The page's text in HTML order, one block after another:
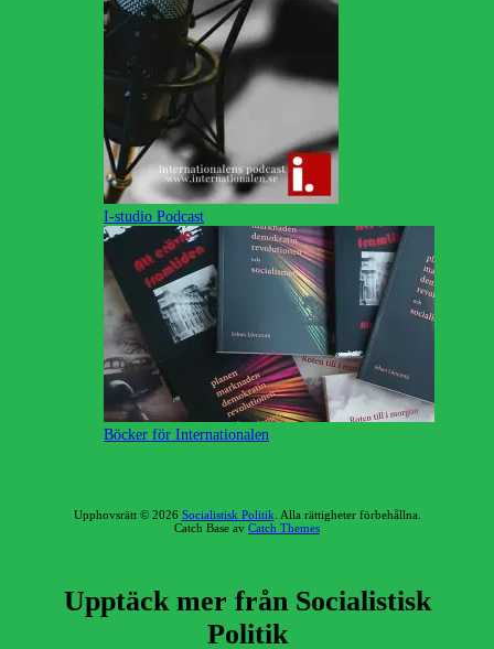
I-studio Podcast
Böcker för Internationalen
Upphovsrätt © 2026 Socialistisk Politik . Alla rättigheter förbehållna.
Catch Base av Catch Themes
Upptäck mer från Socialistisk
Politik